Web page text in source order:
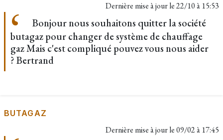
Dernière mise à jour le22/10 à 15:53
Bonjour nous souhaitons quitter la société
butagaz pour changer de système de chauffage
gaz Mais c'est compliqué pouvez vous nous aider
? Bertrand
BUTAGAZ
Dernière mise à jour le09/02 à 17:45